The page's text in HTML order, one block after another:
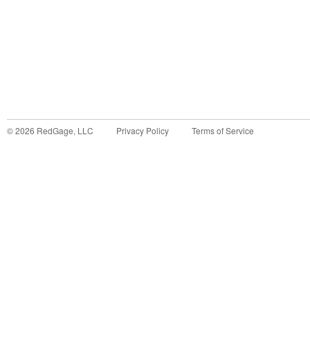
©2026 RedGage, LLC Privacy Policy Terms of Service